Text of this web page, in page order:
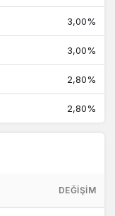
3,00%
3,00%
2,80%
2,80%
DEĞIŞIM